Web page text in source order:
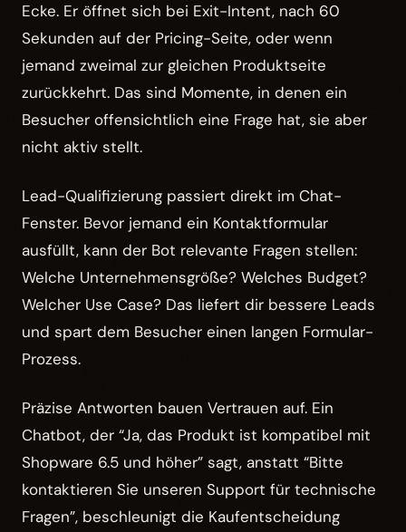
Ecke. Er öffnet sich bei Exit-Intent, nach 60
Sekunden auf der Pricing-Seite, oder wenn
jemand zweimal zur gleichen Produktseite
zurückkehrt. Das sind Momente, in denen ein
Besucher offensichtlich eine Frage hat, sie aber
nicht aktiv stellt.
Lead-Qualifizierung passiert direkt im Chat-
Fenster. Bevor jemand ein Kontaktformular
ausfüllt, kann der Bot relevante Fragen stellen:
Welche Unternehmensgröße? Welches Budget?
Welcher Use Case? Das liefert dir bessere Leads
und spart dem Besucher einen langen Formular-
Prozess.
Präzise Antworten bauen Vertrauen auf. Ein
Chatbot, der “Ja, das Produkt ist kompatibel mit
Shopware 6.5 und höher” sagt, anstatt “Bitte
kontaktieren Sie unseren Support für technische
Fragen”, beschleunigt die Kaufentscheidung